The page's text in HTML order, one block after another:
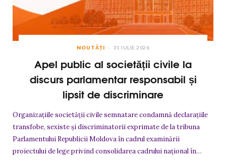
NOUTĂȚI 31 IULIE 2026
Apel public al societății civile la
discurs parlamentar responsabil și
lipsit de discriminare
Organizațiile societății civile semnatare condamnă declarațiile
transfobe, sexiste și discriminatorii exprimate de la tribuna
Parlamentului Republicii Moldova în cadrul examinării
proiectului de lege privind consolidarea cadrului național în…